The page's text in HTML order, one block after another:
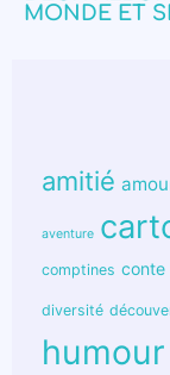
MONDE ET
amitié
aventure
comptines conte
diversité
humour